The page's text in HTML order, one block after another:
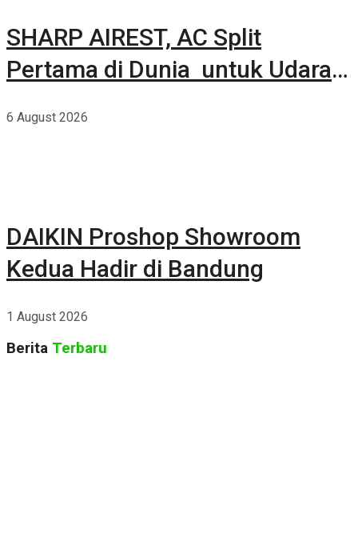
SHARP AIREST, AC Split
Pertama di Dunia untuk Udara
6 August 2026
DAIKIN Proshop Showroom
Kedua Hadir di Bandung
1 August 2026
Berita Terbaru